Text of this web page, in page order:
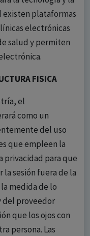
existen plataformas
electrónicas
salud y permiten
FISICA
el
como un
del uso
que empleen la
privacidad para que
la sesión fuera de la
medida de lo
del proveedor
que los ojos con
persona. Las